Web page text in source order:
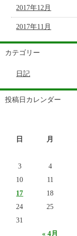
2017年12月
2017年11月
カテゴリー
日記
投稿日カレンダー
日 月
« 4月
3
4
10
11
17
18
24
25
31